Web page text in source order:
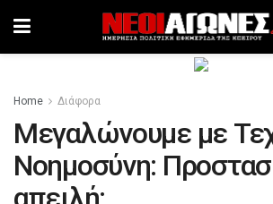
Home Διάφορα
Μεγαλώνουμε με
Νοημοσύνη: